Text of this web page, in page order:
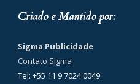
Criado e Mantido por:
Sigma Publicidade
Contato Sigma
Tel: +55 11 9 7024 0049